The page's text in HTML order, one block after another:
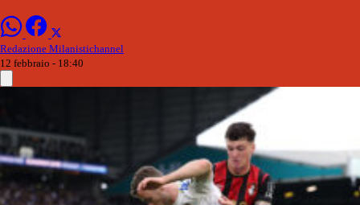
Redazione Milanistichannel
12 febbraio - 18:40